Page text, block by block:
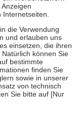
Gesundheit zu
zu unterstützen,
18. Lebensjahr
die von der
Bewertungen